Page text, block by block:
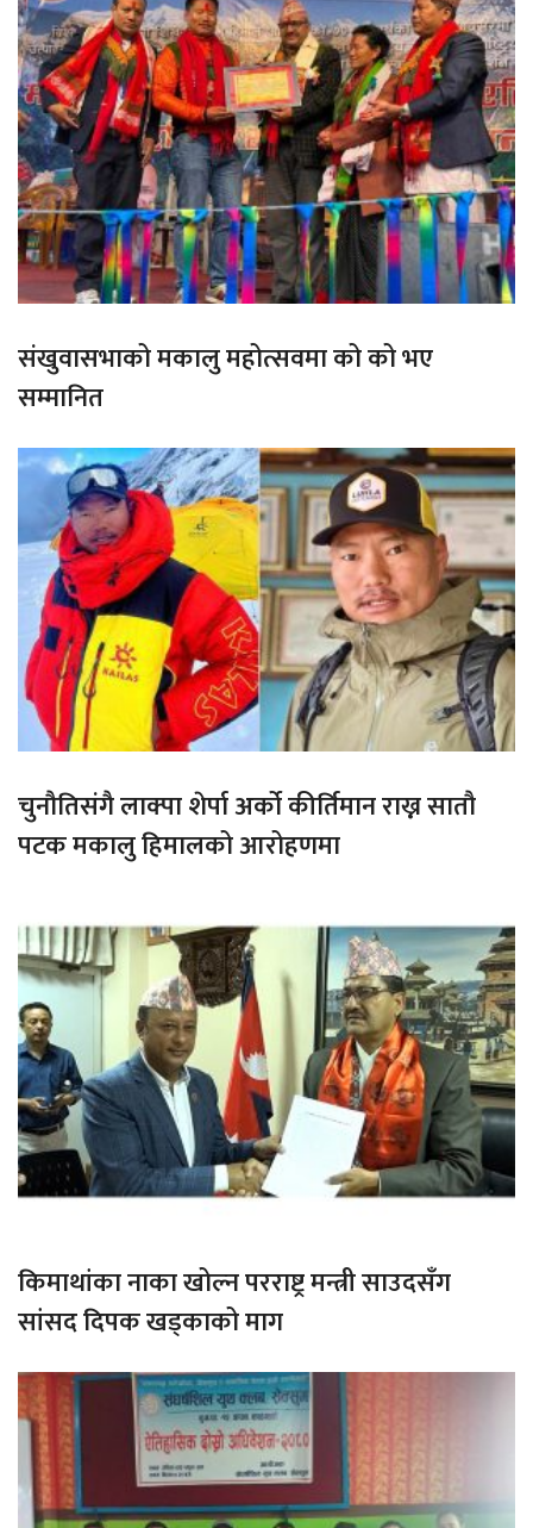
संखुवासभाको मकालु महोत्सवमा को को भए
सम्मानित
चुनौतिसंगै लाक्पा शेर्पा अर्को कीर्तिमान राख्न सातौ
पटक मकालु हिमालको आरोहणमा
किमाथांका नाका खोल्न परराष्ट्र मन्त्री साउदसँग
सांसद दिपक खड्काको माग